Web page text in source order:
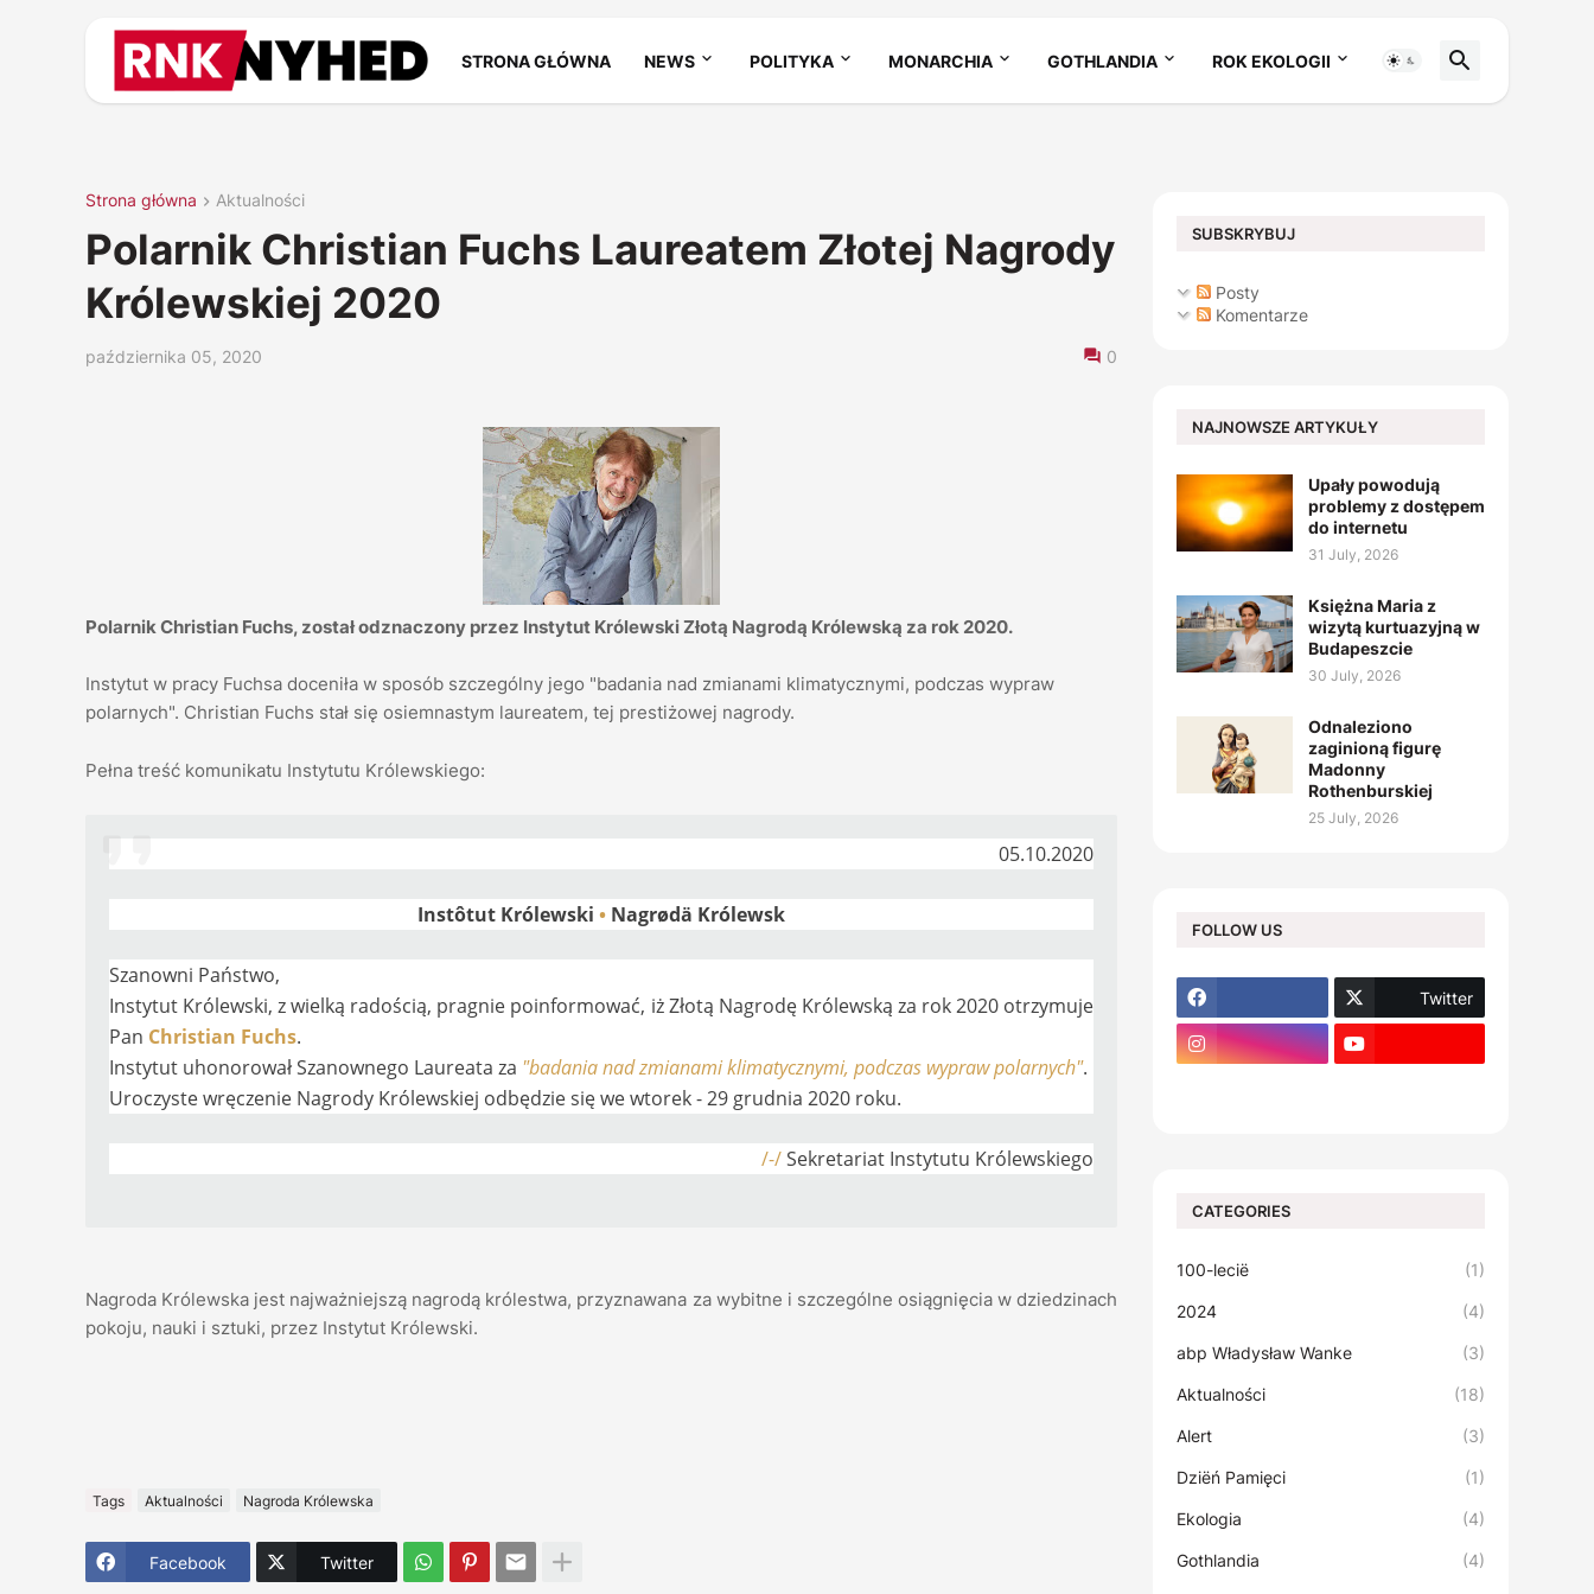
STRONA GŁÓWNA NEWS POLITYKA MONARCHIA GOTHLANDIA ROK EKOLOGII
Strona główna Aktualności
Polarnik Christian Fuchs Laureatem Złotej Nagrody
Królewskiej 2020
października 05, 2020 0
Polarnik Christian Fuchs, został odznaczony przez Instytut Królewski Złotą Nagrodą Królewską za rok 2020.
Instytut w pracy Fuchsa doceniła w sposób szczególny jego "badania nad zmianami klimatycznymi, podczas wypraw
polarnych". Christian Fuchs stał się osiemnastym laureatem, tej prestiżowej nagrody.
Pełna treść komunikatu Instytutu Królewskiego:
05.10.2020
Instôtut Królewski • Nagrødä Królewsk
Szanowni Państwo,
Instytut Królewski, z wielką radością, pragnie poinformować, iż Złotą Nagrodę Królewską za rok 2020 otrzymuje
Pan Christian Fuchs.
Instytut uhonorował Szanownego Laureata za "badania nad zmianami klimatycznymi, podczas wypraw polarnych".
Uroczyste wręczenie Nagrody Królewskiej odbędzie się we wtorek - 29 grudnia 2020 roku.
/-/Sekretariat Instytutu Królewskiego
Nagroda Królewska jest najważniejszą nagrodą królestwa, przyznawana za wybitne i szczególne osiągnięcia w dziedzinach
pokoju, nauki i sztuki, przez Instytut Królewski.
Tags Aktualności Nagroda Królewska
Facebook Twitter
SUBSKRYBUJ
Posty
Komentarze
NAJNOWSZE ARTYKUŁY
Upały powodują
problemy z dostępem
do internetu
31 July, 2026
Księżna Maria z
wizytą kurtuazyjną w
Budapeszcie
30 July, 2026
Odnaleziono
zaginioną figurę
Madonny
Rothenburskiej
25 July, 2026
FOLLOW US
Twitter
CATEGORIES
100-lecië (1)
2024 (4)
abp Władysław Wanke (3)
Aktualności (18)
Alert (3)
Dziëń Pamięci (1)
Ekologia (4)
Gothlandia (4)